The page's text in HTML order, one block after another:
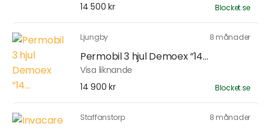
14 500 kr
Blocket.se
Ljungby 8 månader
Permobil 3 hjul Demoex ”14...
Visa liknande
14 900 kr
Blocket.se
Staffanstorp 8 månader